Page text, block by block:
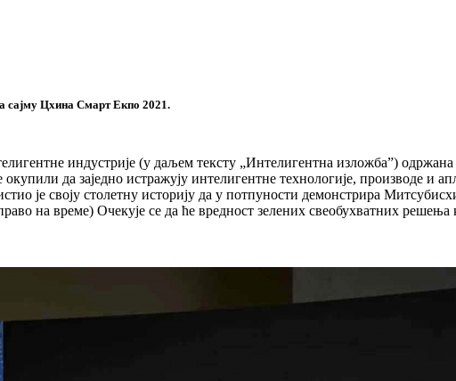
сајму Цхина Смарт Екпо 2021.
индустрије (у даљем тексту „Интелигентна изложба”)
да заједно истражују интелигентне технологије, производе и
је своју столетну историју да у потпуности демонстрира
на време) Очекује се да ће вредност зелених свеобухватних решења